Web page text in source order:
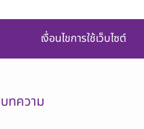
เงื่อนไขการใช้เว็บไซต์
บทความ